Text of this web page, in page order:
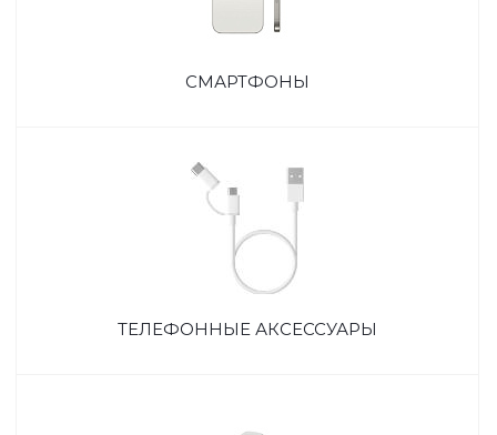
СМАРТФОНЫ
ТЕЛЕФОННЫЕ АКСЕССУАРЫ